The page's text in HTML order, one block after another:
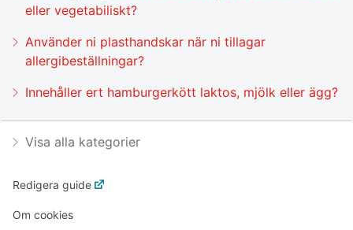
eller vegetabiliskt?
Använder ni plasthandskar när ni tillagar
allergibeställningar?
Innehåller ert hamburgerkött laktos, mjölk eller ägg?
Visa alla kategorier
Redigera guide
Om cookies